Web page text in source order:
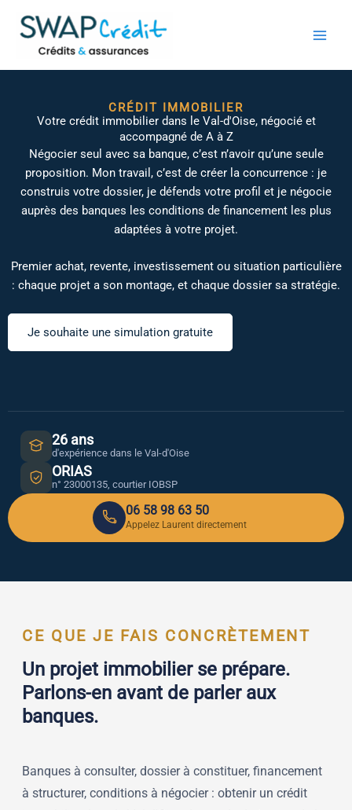
contenu
CRÉDIT IMMOBILIER
Votre crédit immobilier dans le Val-d'Oise, négocié et
accompagné de A à Z
Négocier seul avec sa banque, c’est n’avoir qu’une seule
proposition. Mon travail, c’est de créer la concurrence : je
construis votre dossier, je défends votre profil et je négocie
auprès des banques les conditions de financement les plus
adaptées à votre projet.
Premier achat, revente, investissement ou situation particulière
: chaque projet a son montage, et chaque dossier sa stratégie.
Je souhaite une simulation gratuite
26 ans
d'expérience dans le Val-d'Oise
ORIAS
n° 23000135, courtier IOBSP
06 58 98 63 50
Appelez Laurent directement
CE QUE JE FAIS CONCRÈTEMENT
Un projet immobilier se prépare.
Parlons-en avant de parler aux
banques.
Banques à consulter, dossier à constituer, financement
à structurer, conditions à négocier : obtenir un crédit